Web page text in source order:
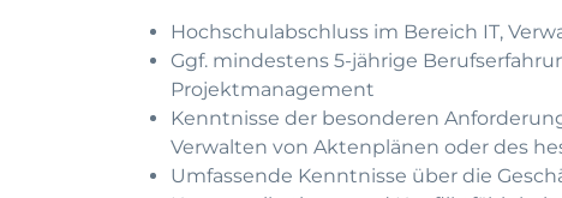
Hochschulabschluss im Bereich IT,
Ggf. mindestens 5-jährige
Projektmanagement
Kenntnisse der besonderen
Verwalten von Aktenplänen oder des
Umfassende Kenntnisse über die